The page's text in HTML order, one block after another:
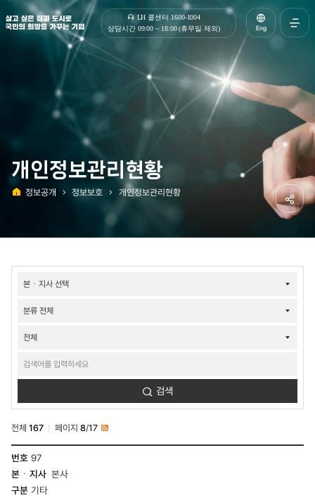
살고 싶은 집과 도시로 국민의 희망을 가꾸는 기업 | 한국토지주택공사
LH 콜센터 1600-1004
상담시간 09:00 ~ 18:00 (휴무일 제외)
Eng
개인정보관리현황
정보공개 정보보호 개인정보관리현황
개인정보관리현황
검색
전체 167 페이지 8/17
정보공개-
개인정보관리현황
목록
-
97
본사
기타